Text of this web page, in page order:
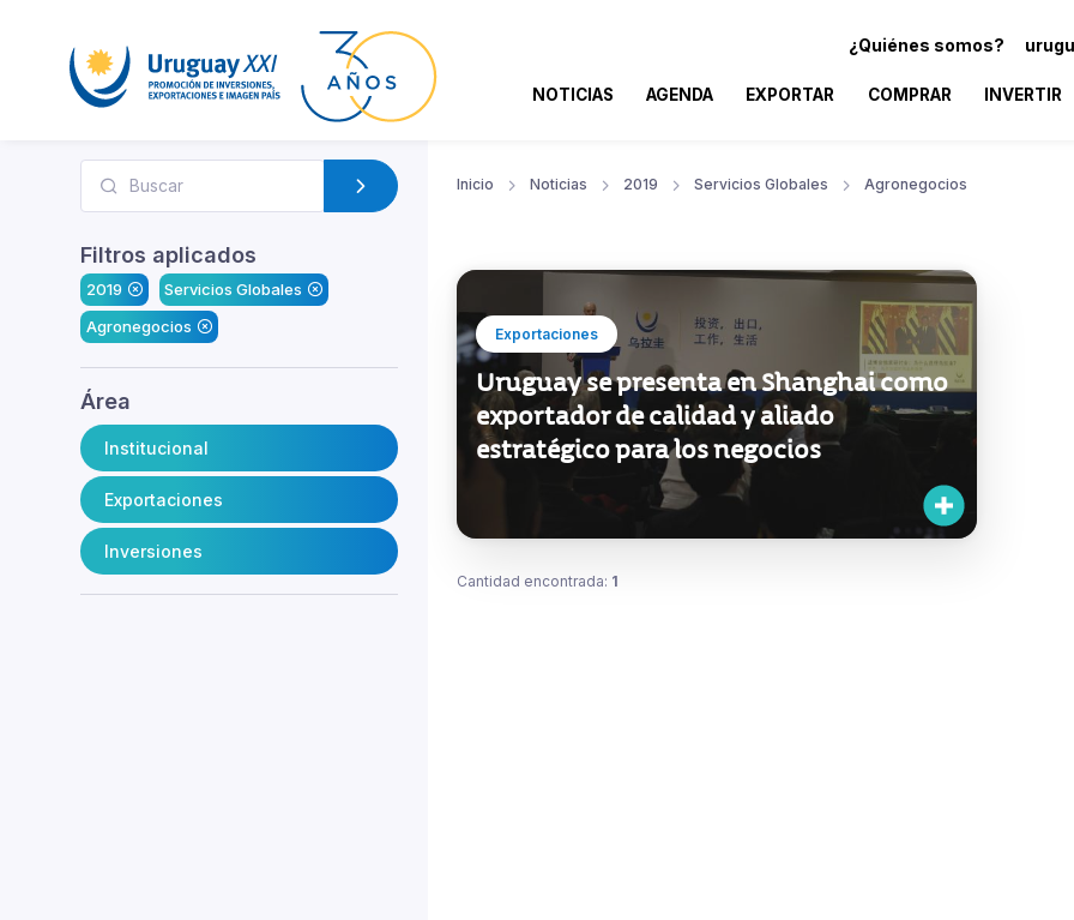
¿Quiénes somos?
NOTICIAS AGENDA EXPORTAR COMPRAR INVERTIR
Filtros aplicados
2019
Servicios Globales
Agronegocios
Área
Institucional
Exportaciones
Inversiones
Inicio Noticias 2019 Servicios Globales Agronegocios
Exportaciones
Uruguay se presenta en Shanghai como
exportador de calidad y aliado
estratégico para los negocios
Cantidad encontrada: 1